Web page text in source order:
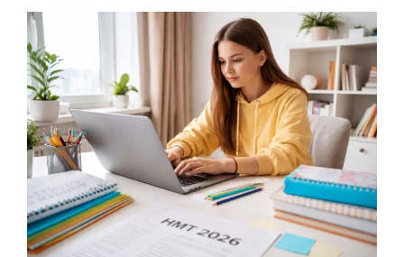
ласка
разом
чи
окремо:
правила
української
мови